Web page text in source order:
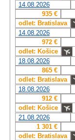
14.08.2026
935 €
odlet: Bratislava
14.08.2026
972 €
odlet: Košice
18.08.2026
865 €
odlet: Bratislava
18.08.2026
912 €
odlet: Košice
21.08.2026
1 301 €
odlet: Bratislava